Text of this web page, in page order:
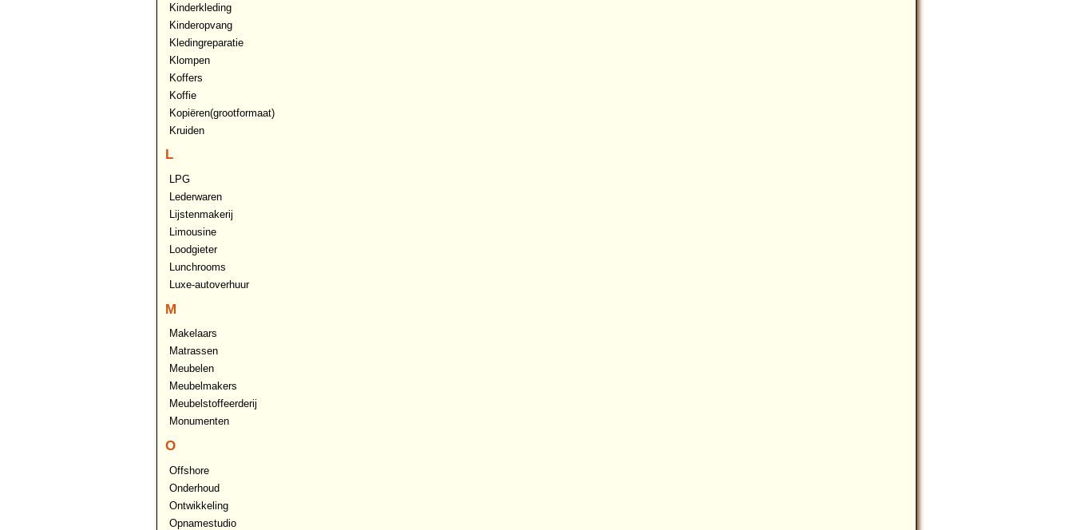
Kinderkleding
Kinderopvang
Kledingreparatie
Klompen
Koffers
Koffie
Kopiëren(grootformaat)
Kruiden
L
LPG
Lederwaren
Lijstenmakerij
Limousine
Loodgieter
Lunchrooms
Luxe-autoverhuur
M
Makelaars
Matrassen
Meubelen
Meubelmakers
Meubelstoffeerderij
Monumenten
O
Offshore
Onderhoud
Ontwikkeling
Opnamestudio